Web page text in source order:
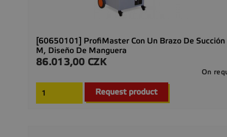
[60650101] ProfiMaster Con Un Brazo De Succión
M, Diseño De Manguera
Precio
86.013,00 CZK
On
Request product